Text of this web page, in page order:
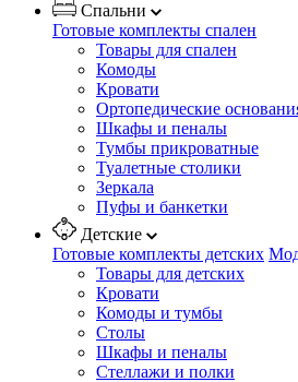
Спальни
Готовые комплекты спален
Товары для спален
Комоды
Кровати
Ортопедические
Шкафы и пеналы
Тумбы прикроватные
Туалетные столики
Зеркала
Пуфы и банкетки
Детские
Готовые комплекты детских
Товары для детских
Кровати
Комоды и тумбы
Столы
Шкафы и пеналы
Стеллажи и полки